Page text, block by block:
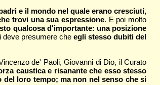
e il mondo nel quale erano cresciuti,
trovi una sua espressione. E poi molto
qualcosa d'importante: una posizione
deve presumere cheegli stesso dubiti del
de' Paoli, Giovanni di Dio, il Curato
caustica e risanante che esso stesso
loro tempo; ma non nel senso che si